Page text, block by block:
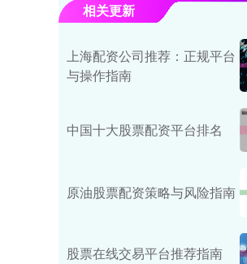
相关更新
上海配资公司推荐：正规平台
与操作指南
中国十大股票配资平台排名
原油股票配资策略与风险指南
股票在线交易平台推荐指南